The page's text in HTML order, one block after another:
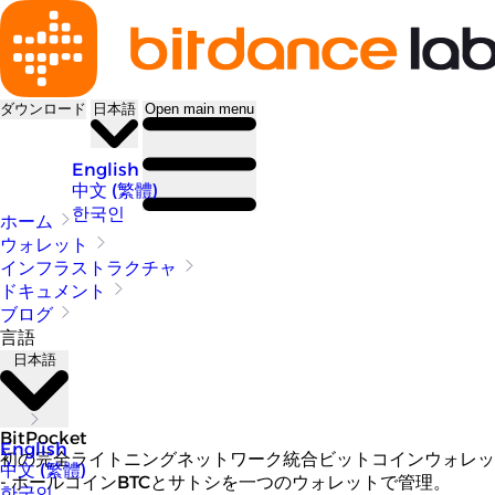
ダウンロード 日本語
English
中文 (繁體)
한국인
Open main menu
ホーム
ウォレット
インフラストラクチャ
ドキュメント
ブログ
言語
日本語
English
中文 (繁體)
BitPocket
初の完全ライトニングネットワーク統合ビットコインウォレ
- ホールコインBTCとサトシを一つのウォレットで管理。